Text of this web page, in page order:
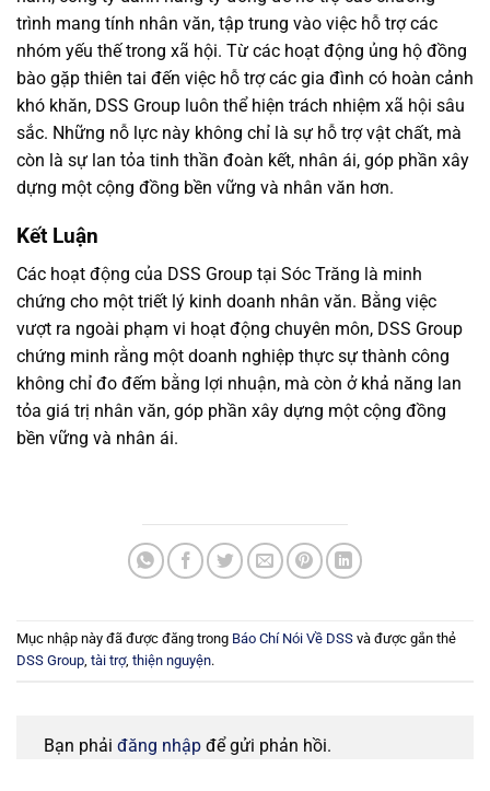
trình mang tính nhân văn, tập trung vào việc hỗ trợ các
nhóm yếu thế trong xã hội. Từ các hoạt động ủng hộ đồng
bào gặp thiên tai đến việc hỗ trợ các gia đình có hoàn cảnh
khó khăn, DSS Group luôn thể hiện trách nhiệm xã hội sâu
sắc. Những nỗ lực này không chỉ là sự hỗ trợ vật chất, mà
còn là sự lan tỏa tinh thần đoàn kết, nhân ái, góp phần xây
dựng một cộng đồng bền vững và nhân văn hơn.
Kết Luận
Các hoạt động của DSS Group tại Sóc Trăng là minh
chứng cho một triết lý kinh doanh nhân văn. Bằng việc
vượt ra ngoài phạm vi hoạt động chuyên môn, DSS Group
chứng minh rằng một doanh nghiệp thực sự thành công
không chỉ đo đếm bằng lợi nhuận, mà còn ở khả năng lan
tỏa giá trị nhân văn, góp phần xây dựng một cộng đồng
bền vững và nhân ái.
Mục nhập này đã được đăng trong Báo Chí Nói Về DSS và được gắn thẻ
DSS Group, tài trợ, thiện nguyện.
Bạn phải đăng nhập để gửi phản hồi.